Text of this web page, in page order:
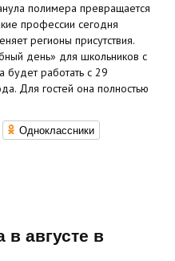
полимера превращается
профессии сегодня
регионы присутствия.
день» для школьников с
будет работать с 29
Для гостей она полностью
Одноклассники
в августе в